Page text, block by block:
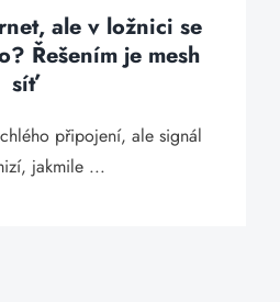
ale v ložnici se
Řešením je mesh
síť
připojení, ale signál
jakmile ...